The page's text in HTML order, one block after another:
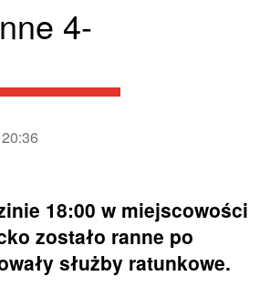
4-
18:00 w miejscowości
zostało ranne po
służby ratunkowe.